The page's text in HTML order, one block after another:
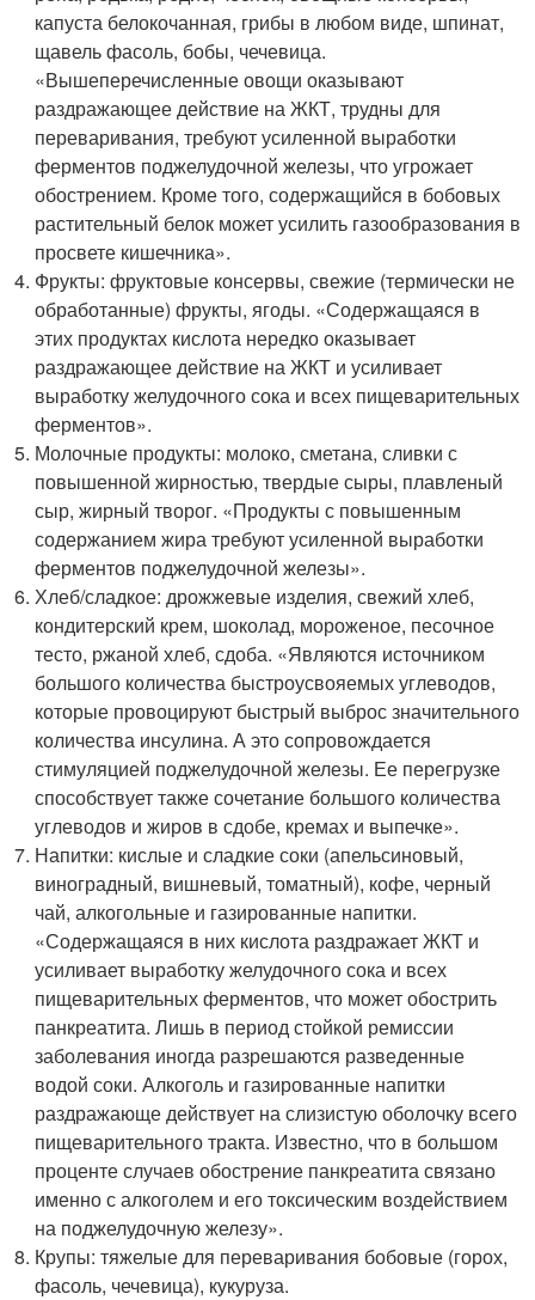
капуста белокочанная, грибы в любом виде, шпинат,
щавель фасоль, бобы, чечевица.
«Вышеперечисленные овощи оказывают
раздражающее действие на ЖКТ, трудны для
переваривания, требуют усиленной выработки
ферментов поджелудочной железы, что угрожает
обострением. Кроме того, содержащийся в бобовых
растительный белок может усилить газообразования в
просвете кишечника».
Фрукты: фруктовые консервы, свежие (термически не
обработанные) фрукты, ягоды. «Содержащаяся в
этих продуктах кислота нередко оказывает
раздражающее действие на ЖКТ и усиливает
выработку желудочного сока и всех пищеварительных
ферментов».
Молочные продукты: молоко, сметана, сливки с
повышенной жирностью, твердые сыры, плавленый
сыр, жирный творог. «Продукты с повышенным
содержанием жира требуют усиленной выработки
ферментов поджелудочной железы».
Хлеб/сладкое: дрожжевые изделия, свежий хлеб,
кондитерский крем, шоколад, мороженое, песочное
тесто, ржаной хлеб, сдоба. «Являются источником
большого количества быстроусвояемых углеводов,
которые провоцируют быстрый выброс значительного
количества инсулина. А это сопровождается
стимуляцией поджелудочной железы. Ее перегрузке
способствует также сочетание большого количества
углеводов и жиров в сдобе, кремах и выпечке».
Напитки: кислые и сладкие соки (апельсиновый,
виноградный, вишневый, томатный), кофе, черный
чай, алкогольные и газированные напитки.
«Содержащаяся в них кислота раздражает ЖКТ и
усиливает выработку желудочного сока и всех
пищеварительных ферментов, что может обострить
панкреатита. Лишь в период стойкой ремиссии
заболевания иногда разрешаются разведенные
водой соки. Алкоголь и газированные напитки
раздражающе действует на слизистую оболочку всего
пищеварительного тракта. Известно, что в большом
проценте случаев обострение панкреатита связано
именно с алкоголем и его токсическим воздействием
на поджелудочную железу».
Крупы: тяжелые для переваривания бобовые (горох,
фасоль, чечевица), кукуруза.